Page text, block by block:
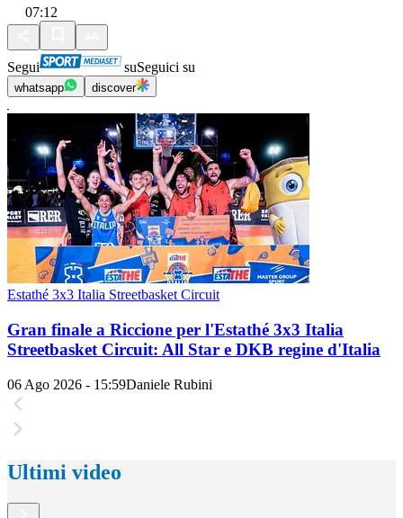
07:12
Segui suSeguici su
whatsapp discover
Estathé 3x3 Italia Streetbasket Circuit
Gran finale a Riccione per l'Estathé 3x3 Italia
Streetbasket Circuit: All Star e DKB regine d'Italia
06 Ago 2026 - 15:59Daniele Rubini
Ultimi video